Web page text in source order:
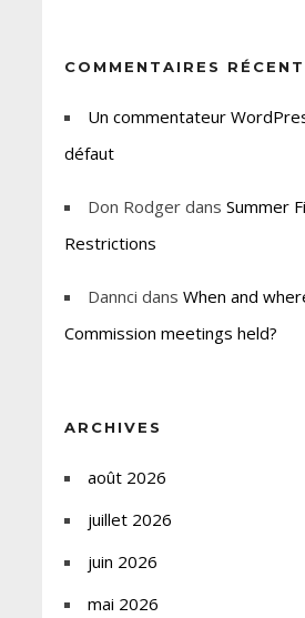
COMMENTAIRES
Un commentateur
défaut
Don Rodgerdans Summer
Restrictions
Dannci dans When and
Commission meetings held?
ARCHIVES
août 2026
juillet 2026
juin 2026
mai 2026